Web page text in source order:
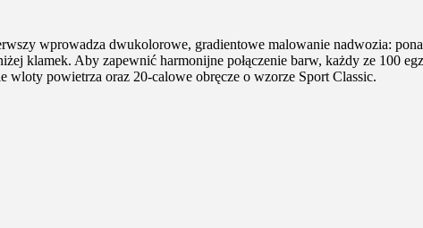
wprowadza dwukolorowe, gradientowe malowanie nadwozia:
klamek. Aby zapewnić harmonijne połączenie barw, każdy ze 100
wloty powietrza oraz 20-calowe obręcze o wzorze Sport Classic.